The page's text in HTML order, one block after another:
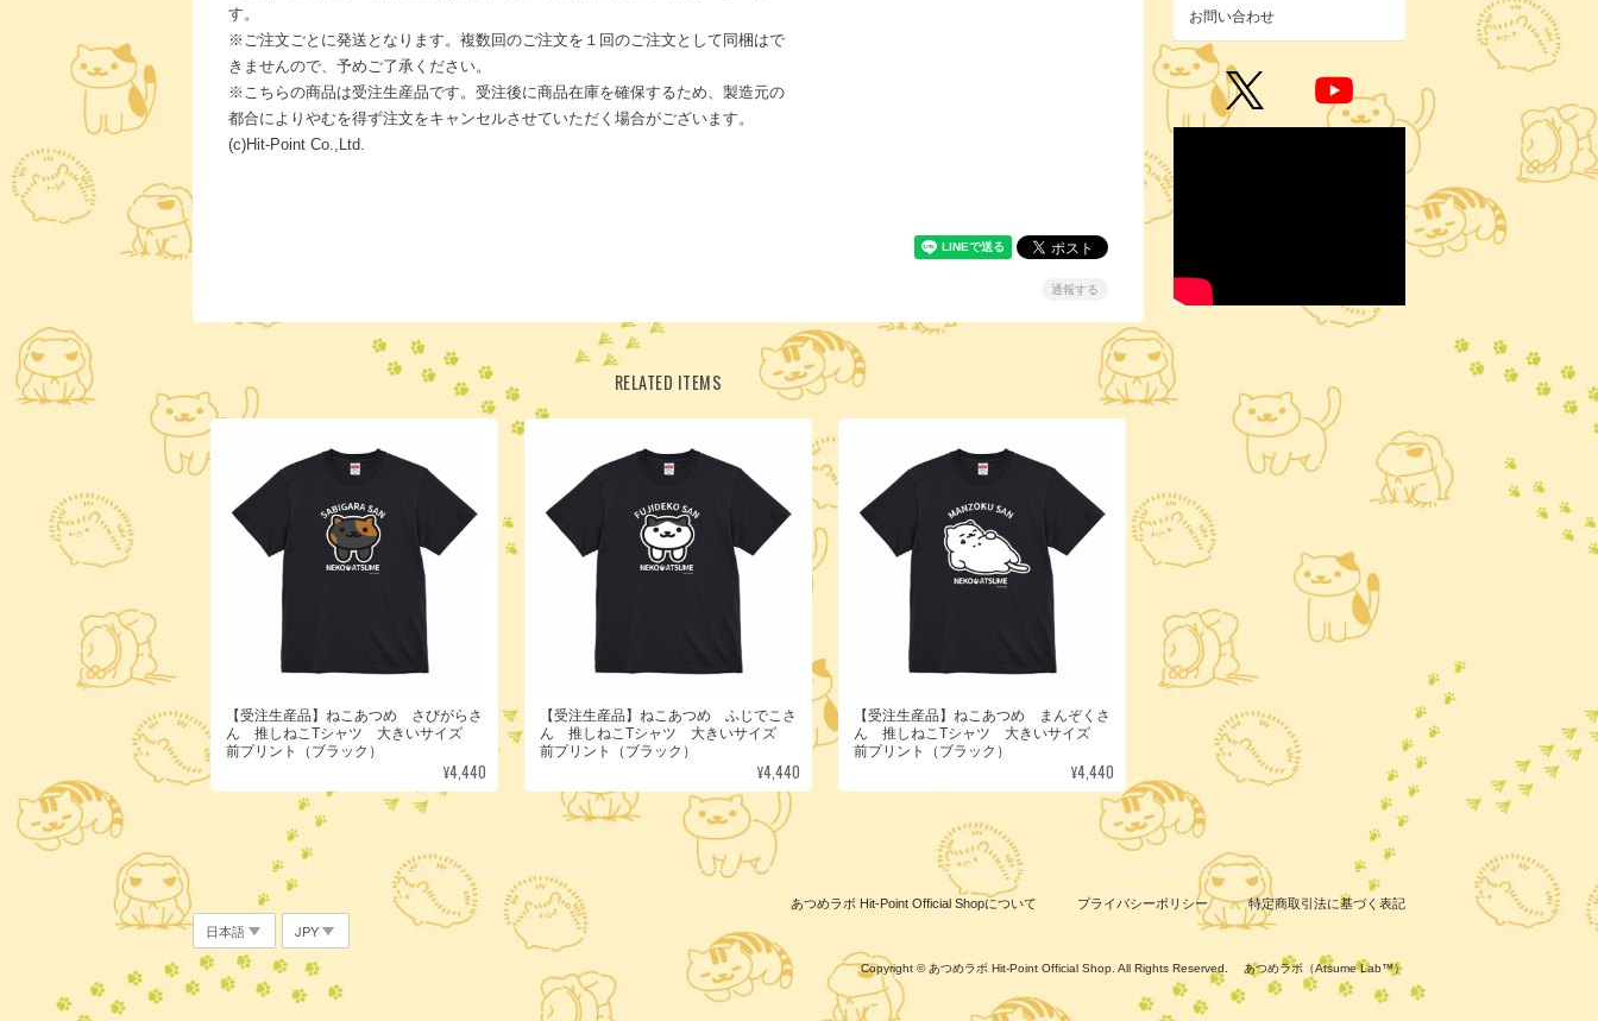
す。
※ご注文ごとに発送となります。複数回のご注文を１回のご注文として同梱はで
きませんので、予めご了承ください。
※こちらの商品は受注生産品です。受注後に商品在庫を確保するため、製造元の
都合によりやむを得ず注文をキャンセルさせていただく場合がございます。
(c)Hit-Point Co.,Ltd.
通報する
RELATED ITEMS
【受注生産品】ねこあつめ さびがらさ
ん 推しねこTシャツ 大きいサイズ
前プリント（ブラック）
¥4,440
【受注生産品】ねこあつめ ふじでこさ
ん 推しねこTシャツ 大きいサイズ
前プリント（ブラック）
¥4,440
【受注生産品】ねこあつめ まんぞくさ
ん 推しねこTシャツ 大きいサイズ
前プリント（ブラック）
¥4,440
お問い合わせ
あつめラボ Hit-Point Official Shopについて プライバシーポリシー 特定商取引法に基づく表記
Copyright © あつめラボ Hit-Point Official Shop. All Rights Reserved. あつめラボ（Atsume Lab™）